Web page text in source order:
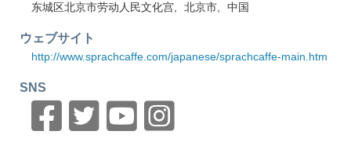
东城区北京市劳动人民文化宫 北京市 中国
ウェブサイト
http://www.sprachcaffe.com/japanese/sprachcaffe-main.htm
SNS